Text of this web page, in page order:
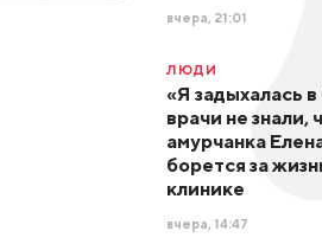
вчера, 21:01
ЛЮДИ
«Я задыхалась
врачи не знали,
амурчанка
борется за
клинике
вчера, 14:47